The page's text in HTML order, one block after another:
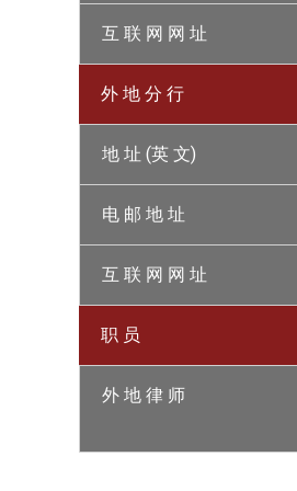
互 联 网 网 址
外 地 分 行
地 址 (英 文)
电 邮 地 址
互 联 网 网 址
职 员
外 地 律 师